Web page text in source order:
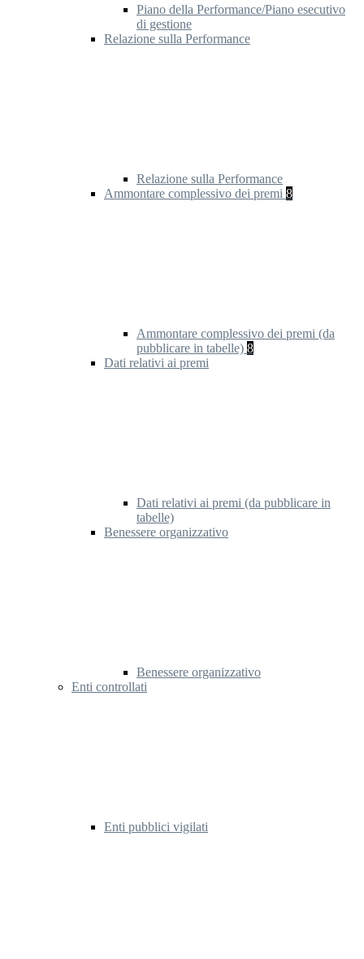
Piano della Performance/Piano esecutivo
di gestione
Relazione sulla Performance
Relazione sulla Performance
Ammontare complessivo dei premi 8
Ammontare complessivo dei premi (da
pubblicare in tabelle) 8
Dati relativi ai premi
Dati relativi ai premi (da pubblicare in
tabelle)
Benessere organizzativo
Benessere organizzativo
Enti controllati
Enti pubblici vigilati